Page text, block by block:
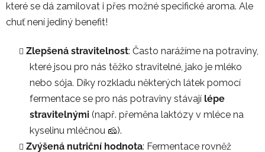
které se dá zamilovat i přes možné specifické aroma. Ale
chuť není jediný benefit!
Zlepšená stravitelnost: Často narážíme na potraviny,
které jsou pro nás těžko stravitelné, jako je mléko
nebo sója. Díky rozkladu některých látek pomocí
fermentace se pro nás potraviny stávají lépe
stravitelnými (např. přeměna laktózy v mléce na
kyselinu mléčnou 🧀).
Zvýšená nutriční hodnota: Fermentace rovněž